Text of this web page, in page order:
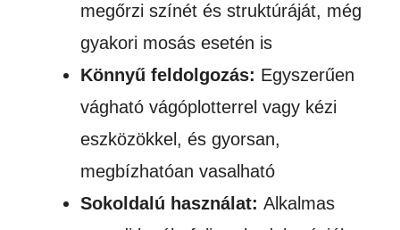
megőrzi színét és struktúráját, még
gyakori mosás esetén is
Könnyű feldolgozás: Egyszerűen
vágható vágóplotterrel vagy kézi
eszközökkel, és gyorsan,
megbízhatóan vasalható
Sokoldalú használat: Alkalmas